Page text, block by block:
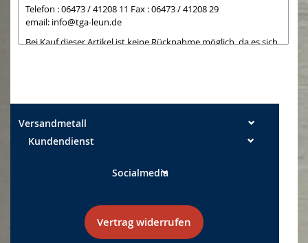
Telefon : 06473 / 41208 11 Fax : 06473 / 41208 29
email: info@tga-leun.de
Bei Kauf dieser Artikel ist keine Rücknahme möglich, da es sich
Seiten können bei der
Bearbeitung entstehen und sind kein Mangel
Maßtoleranzen: Breite +/- 0,5 mm Längen +/- 2 mm
Versandmetall
Kundendienst
Socialmedia
Vertrag widerrufen